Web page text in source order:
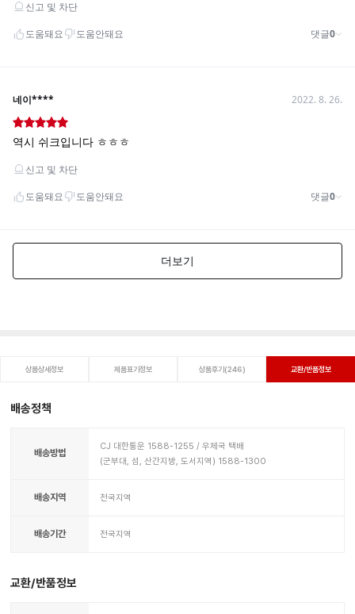
상품상세정보 제품표기정보 상품후기(246) 교환/반품정보
배송정책
배송방법
CJ 대한통운 1588-1255 / 우체국 택배
(군부대, 섬, 산간지방, 도서지역) 1588-1300
배송지역 전국지역
배송기간 전국지역
교환/반품정보